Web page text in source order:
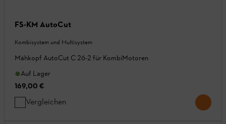
FS-KM AutoCut
Kombisystem und Multisystem
Mähkopf AutoCut C 26-2 für KombiMotoren
Auf Lager
169,00 €
Vergleichen